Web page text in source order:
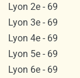
Lyon 2e - 69
Lyon 3e - 69
Lyon 4e - 69
Lyon 5e - 69
Lyon 6e - 69